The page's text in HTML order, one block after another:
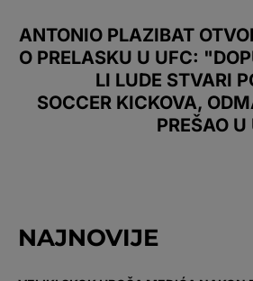
ANTONIO PLAZIBAT
O PRELASKU U UFC:
LI LUDE STVARI
SOCCER KICKOVA,
PREŠAO
NAJNOVIJE